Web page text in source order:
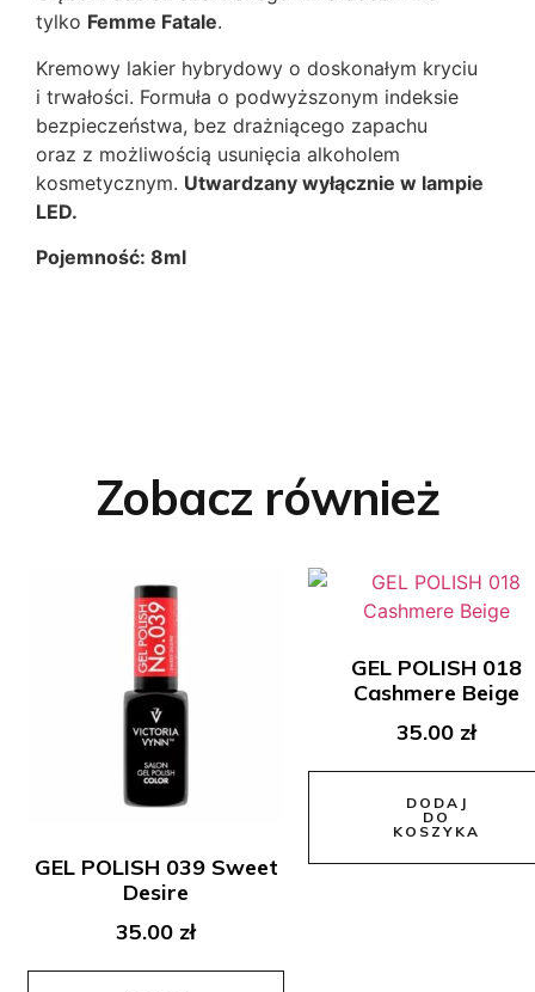
tylko Femme Fatale.
Kremowy lakier hybrydowy o doskonałym kryciu
i trwałości. Formuła o podwyższonym indeksie
bezpieczeństwa, bez drażniącego zapachu
oraz z możliwością usunięcia alkoholem
kosmetycznym. Utwardzany wyłącznie w lampie
LED.
Pojemność: 8ml
Zobacz również
GEL POLISH 039 Sweet
Desire
35.00 zł
GEL POLISH 018
Cashmere Beige
35.00 zł
DODAJ
DO
KOSZYKA